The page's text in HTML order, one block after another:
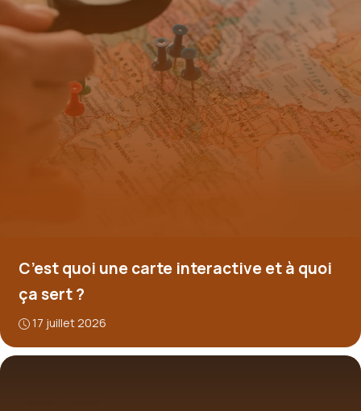
C’est quoi une carte interactive et à quoi
ça sert ?
17 juillet 2026